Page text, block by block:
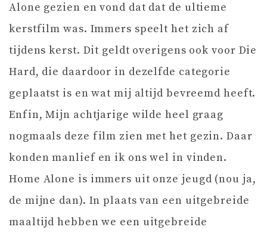
Alone gezien en vond dat dat de ultieme
kerstfilm was. Immers speelt het zich af
tijdens kerst. Dit geldt overigens ook voor Die
Hard, die daardoor in dezelfde categorie
geplaatst is en wat mij altijd bevreemd heeft.
Enfin, Mijn achtjarige wilde heel graag
nogmaals deze film zien met het gezin. Daar
konden manlief en ik ons wel in vinden.
Home Alone is immers uit onze jeugd (nou ja,
de mijne dan). In plaats van een uitgebreide
maaltijd hebben we een uitgebreide